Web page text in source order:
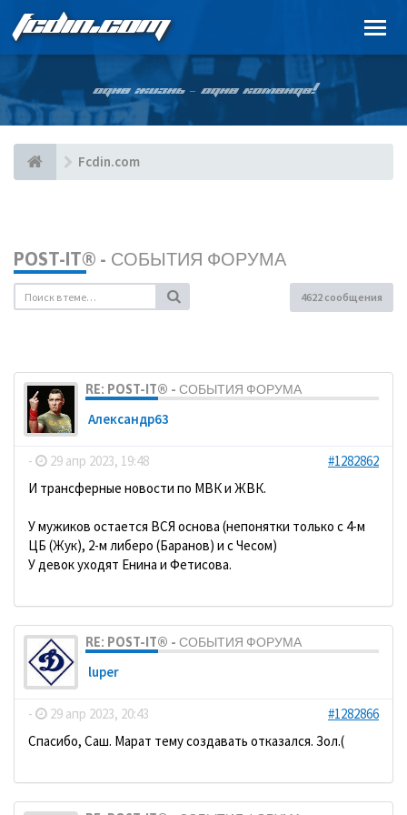
FCDIN.COM
ОДНА ЖИЗНЬ – ОДНА КОМАНДА!
Fcdin.com
POST-IT® - СОБЫТИЯ ФОРУМА
4622 сообщения
RE: POST-IT® - СОБЫТИЯ ФОРУМА
Александр63
- 29 апр 2023, 19:48
#1282862
И трансферные новости по МВК и ЖВК.
У мужиков остается ВСЯ основа (непонятки только с 4-м
ЦБ (Жук), 2-м либеро (Баранов) и с Чесом)
У девок уходят Енина и Фетисова.
RE: POST-IT® - СОБЫТИЯ ФОРУМА
luper
- 29 апр 2023, 20:43
#1282866
Спасибо, Саш. Марат тему создавать отказался. Зол.(